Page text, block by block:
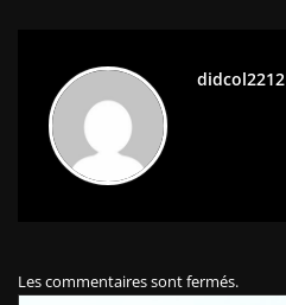
didcol2212
Les commentaires sont fermés.